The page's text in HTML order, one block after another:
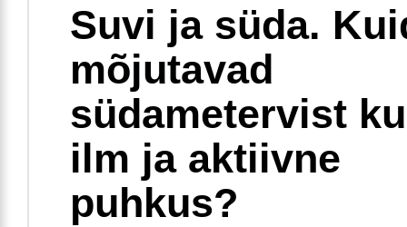
Suvi ja süda.
mõjutavad
südametervist
ilm ja aktiivne
puhkus?